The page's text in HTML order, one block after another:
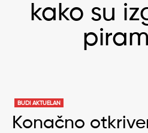
kako su
BUDI AKTUELAN
Konačno